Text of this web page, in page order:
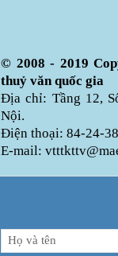
© 2008 - 2019
thuỷ văn quốc gia
Địa chỉ: Tầng 12,
Nội.
Điện thoại: 84-24-
E-mail: